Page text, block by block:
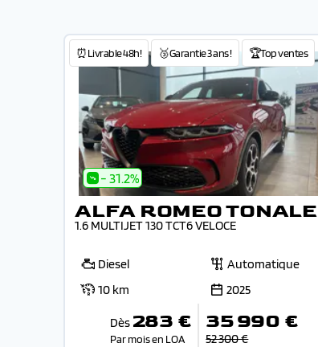
⏰Livrable 48h! 🥉Garantie 3 ans ! 🏆Top ventes
- 31.2%
ALFA ROMEO TONALE
1.6 MULTIJET 130 TCT6 VELOCE
Diesel
Automatique
10 km
2025
Dès 283 €
Par mois en LOA
35 990 €
52 300 €